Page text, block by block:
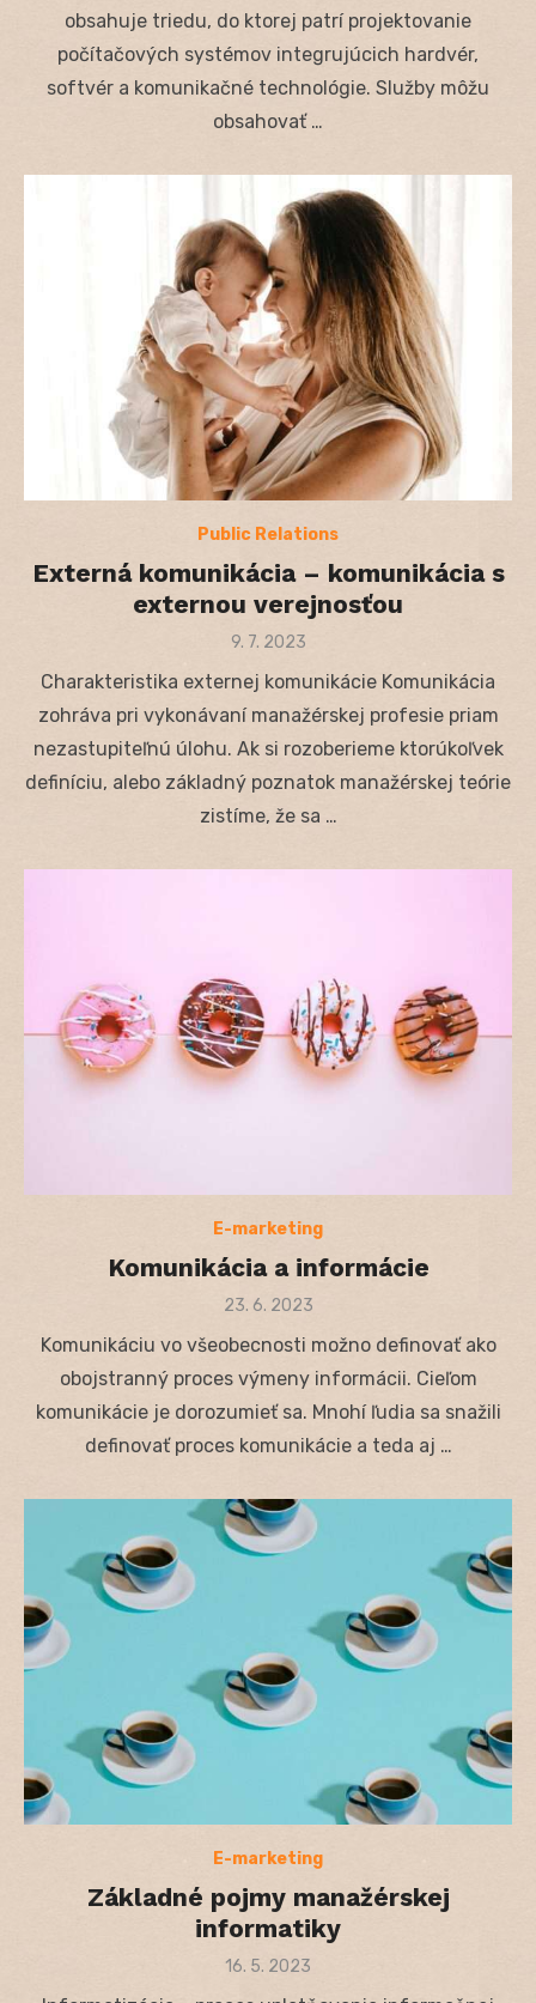
obsahuje triedu, do ktorej patrí projektovanie
počítačových systémov integrujúcich hardvér,
softvér a komunikačné technológie. Služby môžu
obsahovať …
Public Relations
Externá komunikácia – komunikácia s
externou verejnosťou
Posted
9. 7. 2023
Charakteristika externej komunikácie Komunikácia
zohráva pri vykonávaní manažérskej profesie priam
nezastupiteľnú úlohu. Ak si rozoberieme ktorúkoľvek
definíciu, alebo základný poznatok manažérskej teórie
zistíme, že sa …
E-marketing
Komunikácia a informácie
Posted
23. 6. 2023
Komunikáciu vo všeobecnosti možno definovať ako
obojstranný proces výmeny informácii. Cieľom
komunikácie je dorozumieť sa. Mnohí ľudia sa snažili
definovať proces komunikácie a teda aj …
E-marketing
Základné pojmy manažérskej
informatiky
Posted
16. 5. 2023